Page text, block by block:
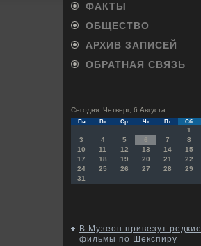
ФАКТЫ
ОБЩЕСТВО
АРХИВ ЗАПИСЕЙ
ОБРАТНАЯ СВЯЗЬ
Сегодня: Четверг, 6 Августа
Пн Вт Ср Чт Пт Сб
1
3
4 5 6 7 8
10
11 12 13 14 15
17
18 19 20 21 22
24
25 26 27 28 29
31
В Музеон привезут редкие
фильмы по Шекспиру